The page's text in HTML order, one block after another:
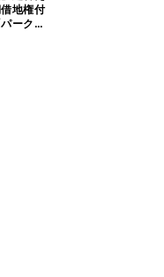
地権付
ークホ